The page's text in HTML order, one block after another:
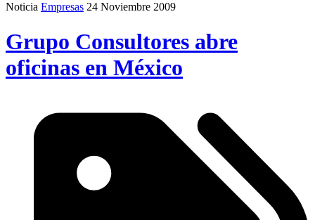
Noticia Empresas 24 Noviembre 2009
Grupo Consultores abre
oficinas en México